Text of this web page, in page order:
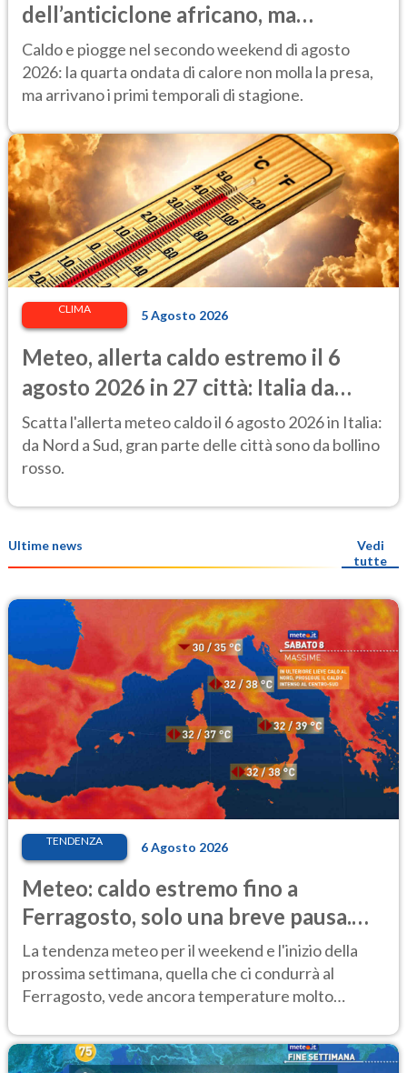
dell’anticiclone africano, ma
attenzione ai temporali intensi. Le
previsioni
Caldo e piogge nel secondo weekend di agosto
2026: la quarta ondata di calore non molla la presa,
ma arrivano i primi temporali di stagione.
CLIMA 5 Agosto 2026
Meteo, allerta caldo estremo il 6
agosto 2026 in 27 città: Italia da
bollino rosso
Scatta l'allerta meteo caldo il 6 agosto 2026 in Italia:
da Nord a Sud, gran parte delle città sono da bollino
rosso.
Ultime news
Vedi
tutte
TENDENZA 6 Agosto 2026
Meteo: caldo estremo fino a
Ferragosto, solo una breve pausa.
Ecco dove
La tendenza meteo per il weekend e l'inizio della
prossima settimana, quella che ci condurrà al
Ferragosto, vede ancora temperature molto